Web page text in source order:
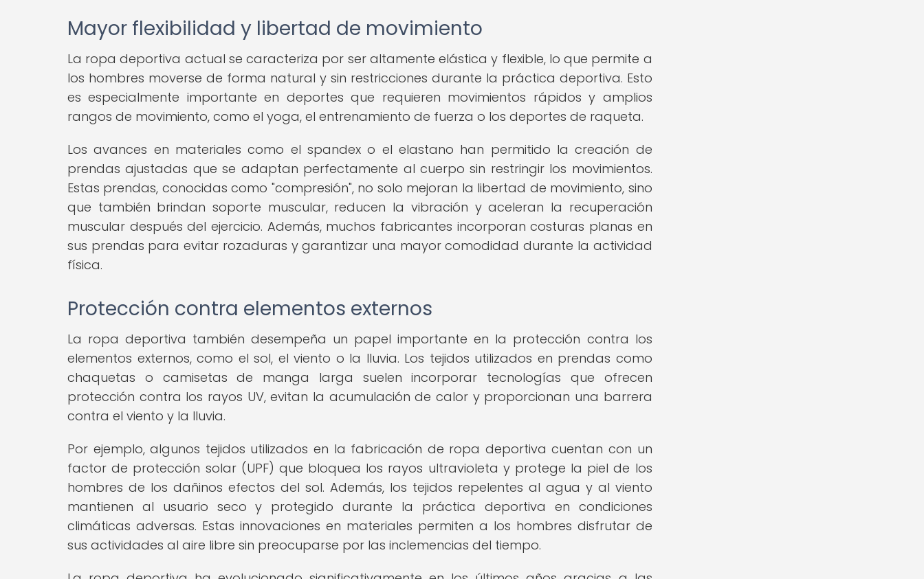
Mayor flexibilidad y libertad de movimiento
La ropa deportiva actual se caracteriza por ser altamente elástica y flexible, lo que permite a
los hombres moverse de forma natural y sin restricciones durante la práctica deportiva. Esto
es especialmente importante en deportes que requieren movimientos rápidos y amplios
rangos de movimiento, como el yoga, el entrenamiento de fuerza o los deportes de raqueta.
Los avances en materiales como el spandex o el elastano han permitido la creación de
prendas ajustadas que se adaptan perfectamente al cuerpo sin restringir los movimientos.
Estas prendas, conocidas como "compresión", no solo mejoran la libertad de movimiento, sino
que también brindan soporte muscular, reducen la vibración y aceleran la recuperación
muscular después del ejercicio. Además, muchos fabricantes incorporan costuras planas en
sus prendas para evitar rozaduras y garantizar una mayor comodidad durante la actividad
física.
Protección contra elementos externos
La ropa deportiva también desempeña un papel importante en la protección contra los
elementos externos, como el sol, el viento o la lluvia. Los tejidos utilizados en prendas como
chaquetas o camisetas de manga larga suelen incorporar tecnologías que ofrecen
protección contra los rayos UV, evitan la acumulación de calor y proporcionan una barrera
contra el viento y la lluvia.
Por ejemplo, algunos tejidos utilizados en la fabricación de ropa deportiva cuentan con un
factor de protección solar (UPF) que bloquea los rayos ultravioleta y protege la piel de los
hombres de los dañinos efectos del sol. Además, los tejidos repelentes al agua y al viento
mantienen al usuario seco y protegido durante la práctica deportiva en condiciones
climáticas adversas. Estas innovaciones en materiales permiten a los hombres disfrutar de
sus actividades al aire libre sin preocuparse por las inclemencias del tiempo.